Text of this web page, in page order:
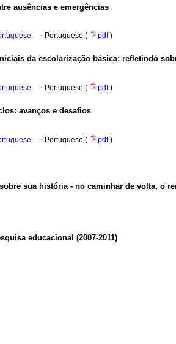
ausências e emergências
· Portuguese ( pdf)
da escolarização básica: refletindo
· Portuguese ( pdf)
avanços e desafios
· Portuguese ( pdf)
sua história - no caminhar de volta, o
educacional (2007-2011)